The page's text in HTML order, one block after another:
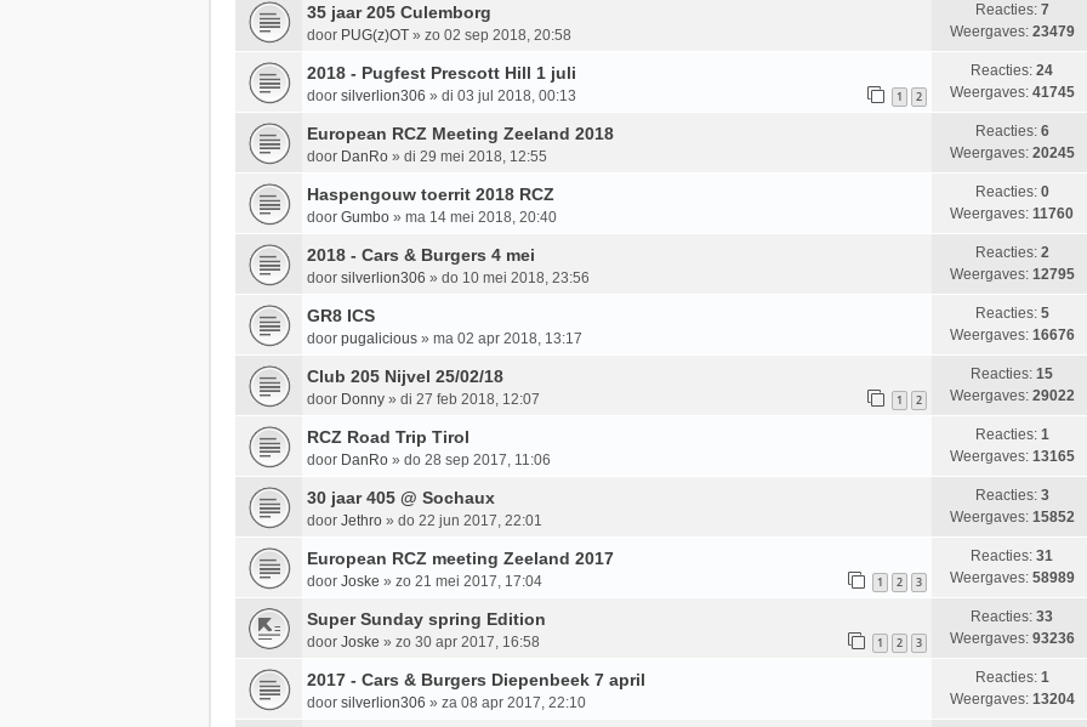
35 jaar 205 Culemborg
door PUG(z)OT » zo 02 sep 2018, 20:58
Reacties: 7
Weergaves: 23479
2018 - Pugfest Prescott Hill 1 juli
door silverlion306 » di 03 jul 2018, 00:13 1 2
Reacties: 24
Weergaves: 41745
European RCZ Meeting Zeeland 2018
door DanRo » di 29 mei 2018, 12:55
Reacties: 6
Weergaves: 20245
Haspengouw toerrit 2018 RCZ
door Gumbo » ma 14 mei 2018, 20:40
Reacties: 0
Weergaves: 11760
2018 - Cars & Burgers 4 mei
door silverlion306 » do 10 mei 2018, 23:56
Reacties: 2
Weergaves: 12795
GR8 ICS
door pugalicious » ma 02 apr 2018, 13:17
Reacties: 5
Weergaves: 16676
Club 205 Nijvel 25/02/18
door Donny » di 27 feb 2018, 12:07 1 2
Reacties: 15
Weergaves: 29022
RCZ Road Trip Tirol
door DanRo » do 28 sep 2017, 11:06
Reacties: 1
Weergaves: 13165
30 jaar 405 @ Sochaux
door Jethro » do 22 jun 2017, 22:01
Reacties: 3
Weergaves: 15852
European RCZ meeting Zeeland 2017
door Joske » zo 21 mei 2017, 17:04 1 2 3
Reacties: 31
Weergaves: 58989
Super Sunday spring Edition
door Joske » zo 30 apr 2017, 16:58 1 2 3
Reacties: 33
Weergaves: 93236
2017 - Cars & Burgers Diepenbeek 7 april
door silverlion306 » za 08 apr 2017, 22:10
Reacties: 1
Weergaves: 13204